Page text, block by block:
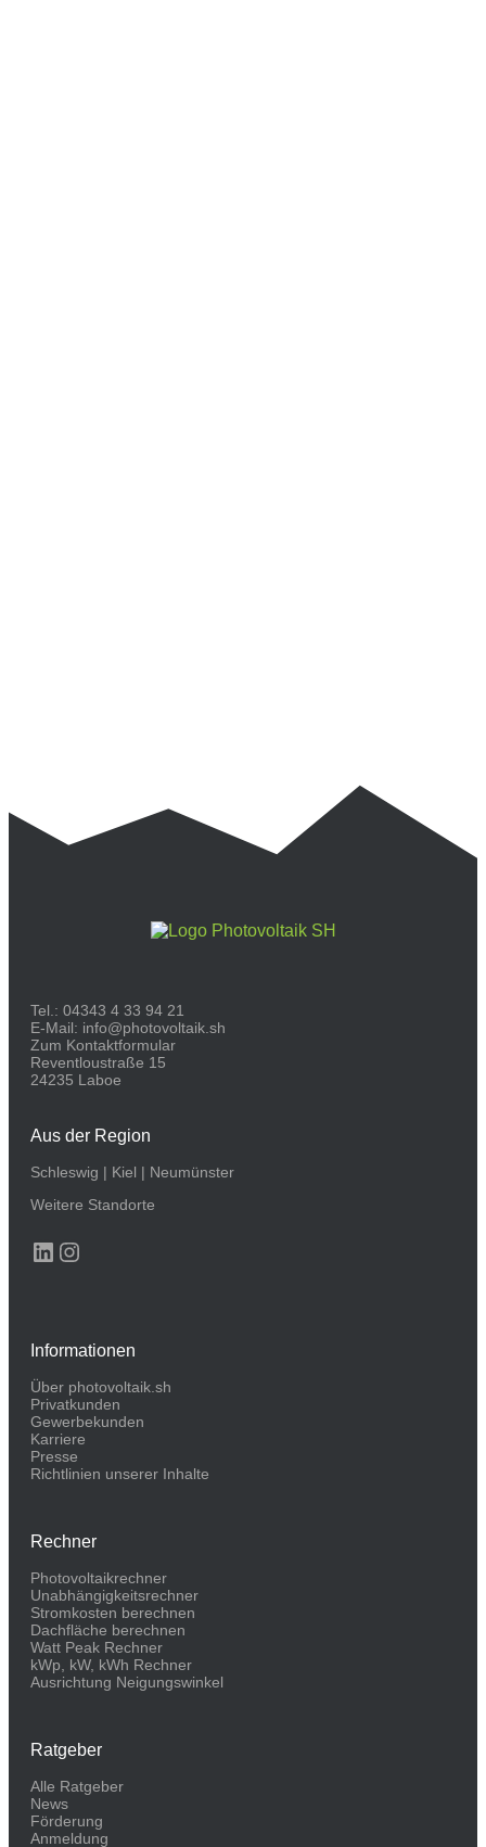
Tel.: 04343 4 33 94 21
E-Mail: info@photovoltaik.sh
Zum Kontaktformular
Reventloustraße 15
24235 Laboe
Aus der Region
Schleswig | Kiel | Neumünster
Weitere Standorte
LinkedIn
Instagram
Informationen
Über photovoltaik.sh
Privatkunden
Gewerbekunden
Karriere
Presse
Richtlinien unserer Inhalte
Rechner
Photovoltaikrechner
Unabhängigkeitsrechner
Stromkosten berechnen
Dachfläche berechnen
Watt Peak Rechner
kWp, kW, kWh Rechner
Ausrichtung Neigungswinkel
Ratgeber
Alle Ratgeber
News
Förderung
Anmeldung